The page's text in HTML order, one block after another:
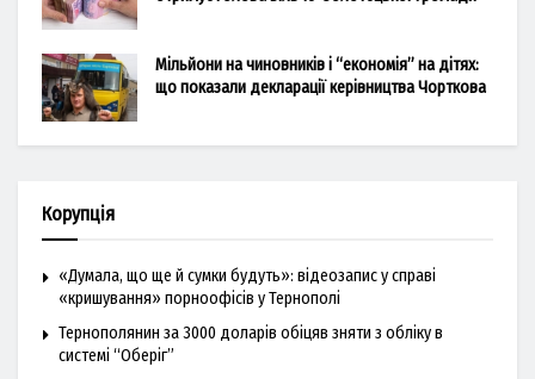
Мільйони на чиновників і “економія” на дітях:
що показали декларації керівництва Чорткова
Корупція
«Думала, що ще й сумки будуть»: відеозапис у справі
«кришування» порноофісів у Тернополі
Тернополянин за 3000 доларів обіцяв зняти з обліку в
системі “Оберіг”